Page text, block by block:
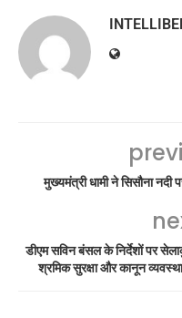
मुख्यमंत्री धामी ने सिसौना
डीएम सविन बंसल के निर्देशों पर
श्रमिक सुरक्षा और कानून